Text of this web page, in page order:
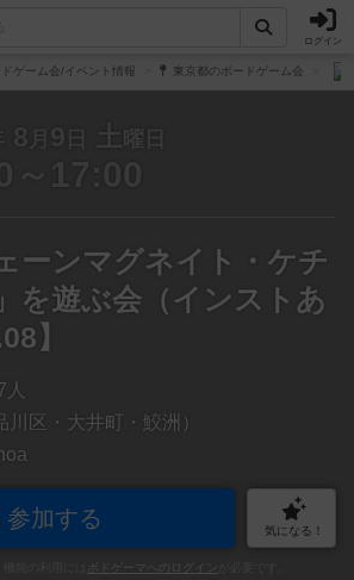
ログイン
ゲーム会/イベント情報 東京都のボードゲーム会
8 月 9 日 土 曜日
～17:00
ーンマグネイト・ケチ
を遊ぶ会（インストあ
】
人
川区・大井町・鮫洲）
参加する 気になる！
ボドゲーマへのログイン